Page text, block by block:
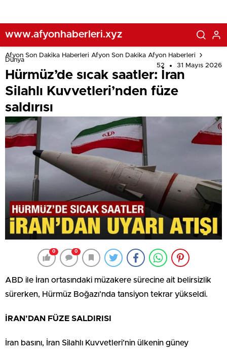
www.afyonhaberleri.xyz
Afyon Son Dakika Haberleri Afyon Son Dakika Afyon Haberleri
Dünya
52
31 Mayıs 2026
Hürmüz’de sıcak saatler: İran
Silahlı Kuvvetleri’nden füze
saldırısı
0 0
ABD ile İran ortasındaki müzakere sürecine ait belirsizlik
sürerken, Hürmüz Boğazı’nda tansiyon tekrar yükseldi.
İRAN’DAN FÜZE SALDIRISI
İran basını, İran Silahlı Kuvvetleri’nin ülkenin güney